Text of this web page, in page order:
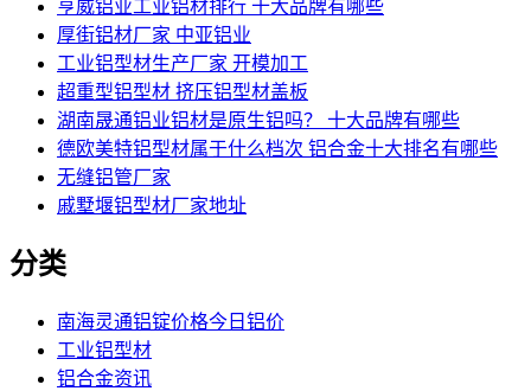
亨威铝业工业铝材排行 十大品牌有哪些
厚街铝材厂家 中亚铝业
工业铝型材生产厂家 开模加工
超重型铝型材 挤压铝型材盖板
湖南晟通铝业铝材是原生铝吗？ 十大品牌有哪些
德欧美特铝型材属于什么档次 铝合金十大排名有哪些
无缝铝管厂家
戚墅堰铝型材厂家地址
分类
南海灵通铝锭价格今日铝价
工业铝型材
铝合金资讯